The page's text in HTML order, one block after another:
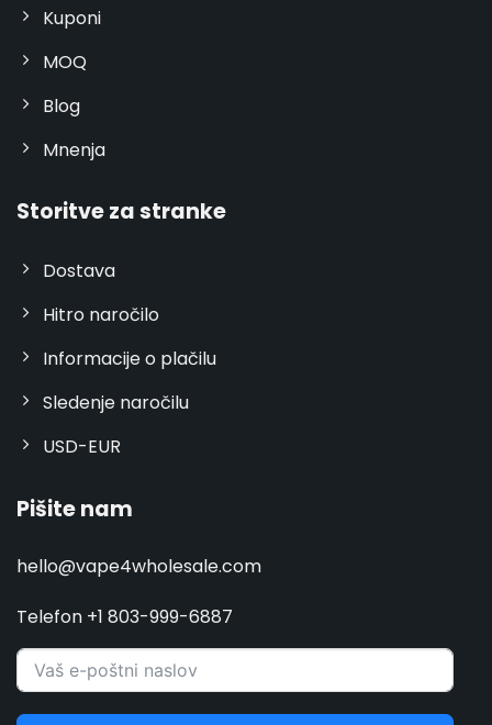
Kuponi
MOQ
Blog
Mnenja
Storitve za stranke
Dostava
Hitro naročilo
Informacije o plačilu
Sledenje naročilu
USD-EUR
Pišite nam
hello@vape4wholesale.com
Telefon +1 803-999-6887